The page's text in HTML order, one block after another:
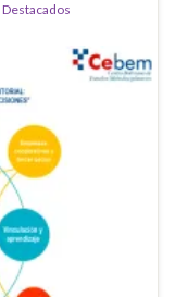
Destacados